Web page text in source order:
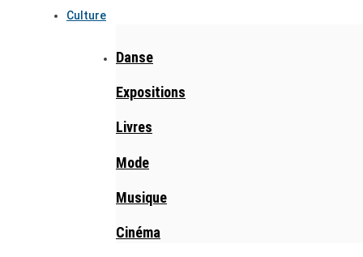
Culture
Danse
Expositions
Livres
Mode
Musique
Cinéma